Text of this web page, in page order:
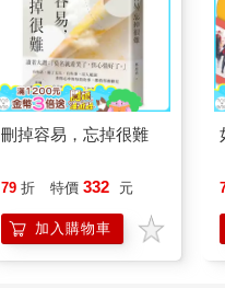
刪掉容易，忘掉很難
79 折 特價 332 元
加入購物車